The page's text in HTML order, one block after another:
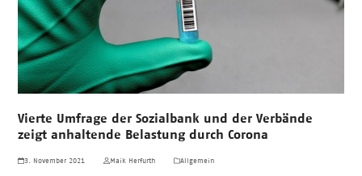
Vierte Umfrage der Sozialbank und der Verbände
zeigt anhaltende Belastung durch Corona
3. November 2021 Maik Herfurth Allgemein